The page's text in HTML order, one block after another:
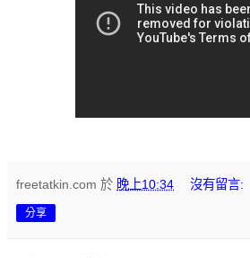
freetatkin.com 於 晚上10:34 沒有留言:
分享